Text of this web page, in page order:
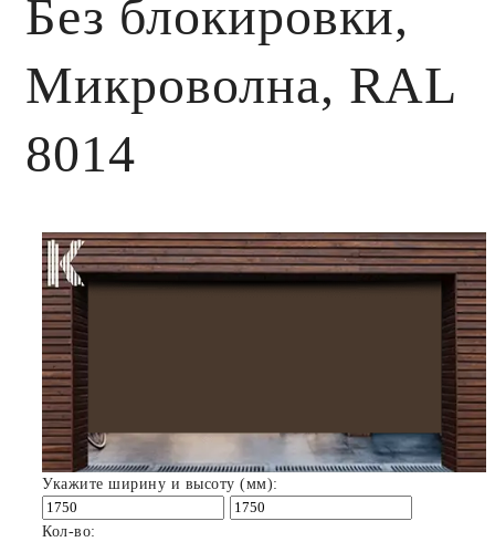
Без блокировки,
Микроволна, RAL
8014
Укажите ширину и высоту (мм):
Кол-во: